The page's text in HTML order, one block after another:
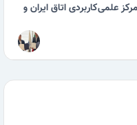
علمی‌کاربردی اتاق ایران و